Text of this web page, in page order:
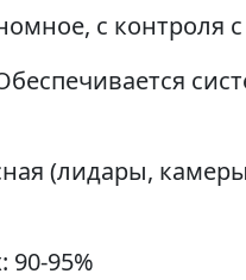
с контроля
(лидары,
: 90-95%